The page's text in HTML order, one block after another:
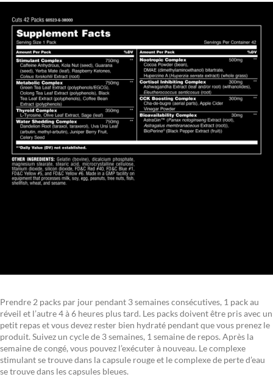
Prendre 2 packs par jour pendant 3 semaines consécutives, 1 pack au
réveil et l’autre 4 à 6 heures plus tard. Les packs doivent être pris avec un
petit repas et vous devez rester bien hydraté pendant que vous prenez le
produit. Suivez un cycle de 3 semaines, 1 semaine de repos. Après la
semaine de congé, vous pouvez l’exécuter à nouveau. Le complexe
stimulant se trouve dans la capsule rouge et le complexe de perte d’eau
se trouve dans les capsules bleues.